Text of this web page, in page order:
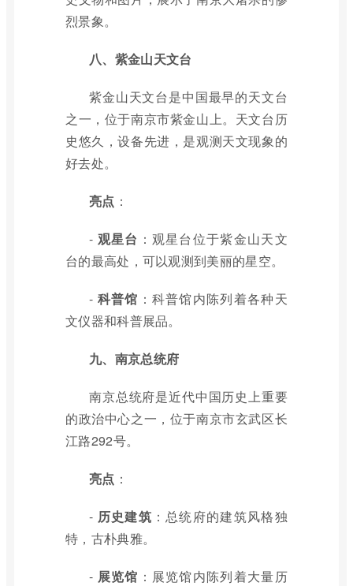
烈景象。
八、紫金山天文台
紫金山天文台是中国最早的天文台
之一，位于南京市紫金山上。天文台历
史悠久，设备先进，是观测天文现象的
好去处。
亮点 ：
- 观星台 ：观星台位于紫金山天文
台的最高处，可以观测到美丽的星空。
- 科普馆 ：科普馆内陈列着各种天
文仪器和科普展品。
九、南京总统府
南京总统府是近代中国历史上重要
的政治中心之一，位于南京市玄武区长
江路292号。
亮点 ：
- 历史建筑 ：总统府的建筑风格独
特，古朴典雅。
- 展览馆 ：展览馆内陈列着大量历